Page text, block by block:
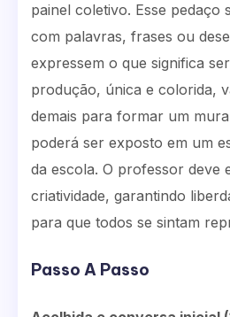
painel coletivo. Esse pedaço
com palavras, frases ou
expressem o que significa
produção, única e colorida,
demais para formar um
poderá ser exposto em um
da escola. O professor deve
criatividade, garantindo
para que todos se sintam
Passo A Passo